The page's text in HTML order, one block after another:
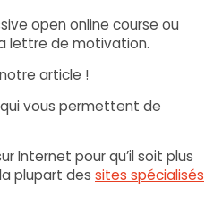
open online course ou
lettre de motivation.
article !
qui vous permettent de
Internet pour qu’il soit plus
plupart des sites spécialisés